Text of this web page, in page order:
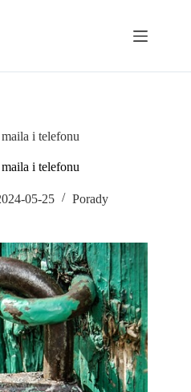
i telefonu
i telefonu
05-25 Porady